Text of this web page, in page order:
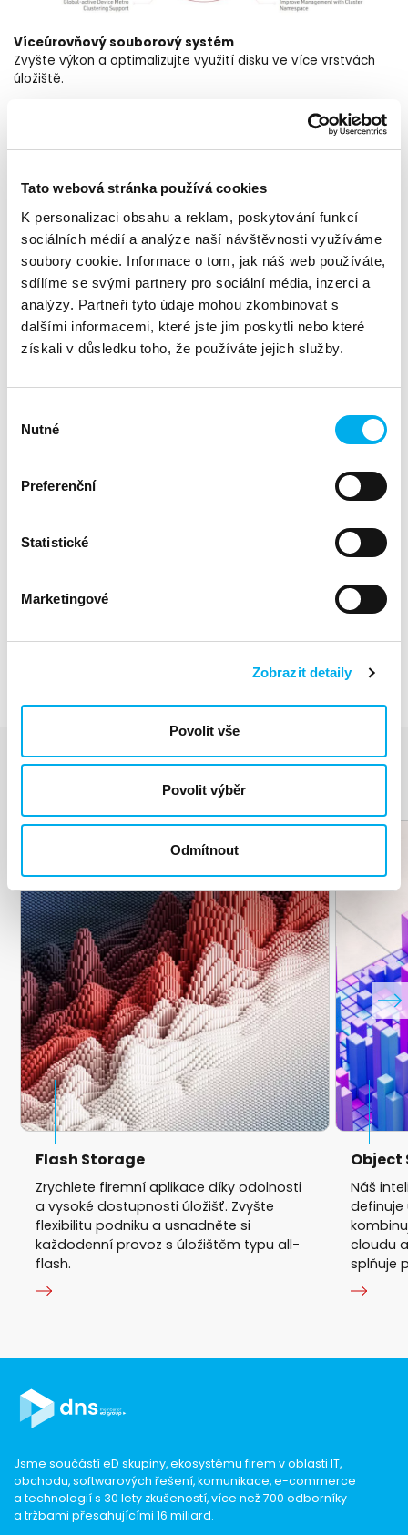
Tato webová stránka používá cookies
K personalizaci obsahu a reklam, poskytování funkcí
sociálních médií a analýze naší návštěvnosti využíváme
soubory cookie. Informace o tom, jak náš web používáte,
sdílíme se svými partnery pro sociální média, inzerci a
analýzy. Partneři tyto údaje mohou zkombinovat s
dalšími informacemi, které jste jim poskytli nebo které
získali v důsledku toho, že používáte jejich služby.
souhlasu
Nutné
Preferenční
Statistické
Marketingové
Zobrazit detaily
Povolit vše
Povolit výběr
Odmítnout
Víceúrovňový souborový systém
Zvyšte výkon a optimalizujte využití disku ve více vrstvách
úložiště.
Aplikované tak, aby splňovaly vaše obchodní a aplikační
požadavky s nejvyšší úrovní kontinuity provozu.
Podpora globálně aktivních zařízení Metro Clustering
Zjednodušte a maximalizujte využití prostředků úložiště v
geograficky rozptýlených datových centrech.
Zlepšení správy pomocí jmenného prostoru clusteru
Sjednocuje přístup k datům napříč různými souborovými
systémy z jediného bodu pro dosažení maximální efektivity.
Synchronní zotavení po havárii
Zajistěte, aby vaše data zůstala vysoce dostupná díky
když to nejvíce potřebujete.
Automatizovaná a uživatelsky transparentní
obchodní operace.
Více informací
Podobnéprodukty
Flash Storage
Zrychlete firemní aplikace díky odolnosti
a vysoké dostupnosti úložišť. Zvyšte
flexibilitu podniku a usnadněte si
každodenní provoz s úložištěm typu all-
flash.
Object
Náš
cloudu
splňuje
Jsme součástí eD skupiny, ekosystému firem v oblasti IT,
obchodu, softwarových řešení, komunikace, e-commerce
a technologií s 30 lety zkušeností, více než 700 odborníky
a tržbami přesahujícími 16 miliard.